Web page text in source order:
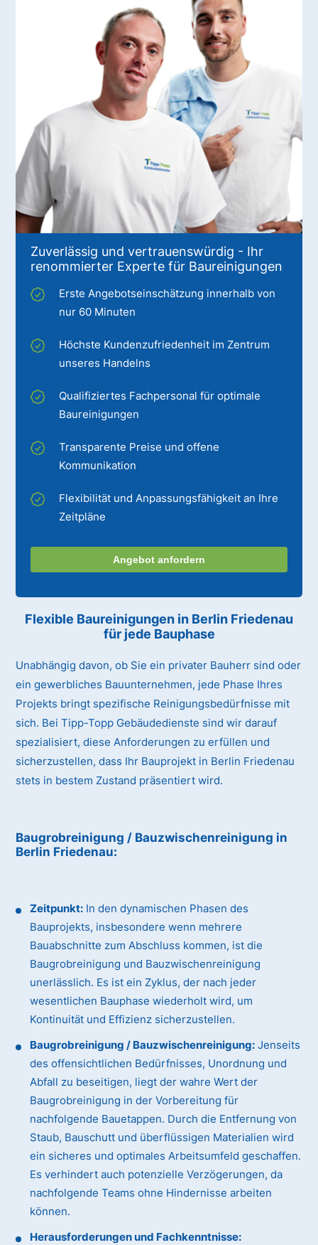
Zuverlässig und vertrauenswürdig - Ihr
renommierter Experte für Baureinigungen
Erste Angebotseinschätzung innerhalb von
nur 60 Minuten
Höchste Kundenzufriedenheit im Zentrum
unseres Handelns
Qualifiziertes Fachpersonal für optimale
Baureinigungen
Transparente Preise und offene
Kommunikation
Flexibilität und Anpassungsfähigkeit an Ihre
Zeitpläne
Angebot anfordern
Flexible Baureinigungen in Berlin Friedenau
für jede Bauphase
Unabhängig davon, ob Sie ein privater Bauherr sind oder
ein gewerbliches Bauunternehmen, jede Phase Ihres
Projekts bringt spezifische Reinigungsbedürfnisse mit
sich. Bei Tipp-Topp Gebäudedienste sind wir darauf
spezialisiert, diese Anforderungen zu erfüllen und
sicherzustellen, dass Ihr Bauprojekt in Berlin Friedenau
stets in bestem Zustand präsentiert wird.
Baugrobreinigung / Bauzwischenreinigung in
Berlin Friedenau:
Zeitpunkt: In den dynamischen Phasen des
Bauprojekts, insbesondere wenn mehrere
Bauabschnitte zum Abschluss kommen, ist die
Baugrobreinigung und Bauzwischenreinigung
unerlässlich. Es ist ein Zyklus, der nach jeder
wesentlichen Bauphase wiederholt wird, um
Kontinuität und Effizienz sicherzustellen.
Baugrobreinigung / Bauzwischenreinigung: Jenseits
des offensichtlichen Bedürfnisses, Unordnung und
Abfall zu beseitigen, liegt der wahre Wert der
Baugrobreinigung in der Vorbereitung für
nachfolgende Bauetappen. Durch die Entfernung von
Staub, Bauschutt und überflüssigen Materialien wird
ein sicheres und optimales Arbeitsumfeld geschaffen.
Es verhindert auch potenzielle Verzögerungen, da
nachfolgende Teams ohne Hindernisse arbeiten
können.
Herausforderungen und Fachkenntnisse: